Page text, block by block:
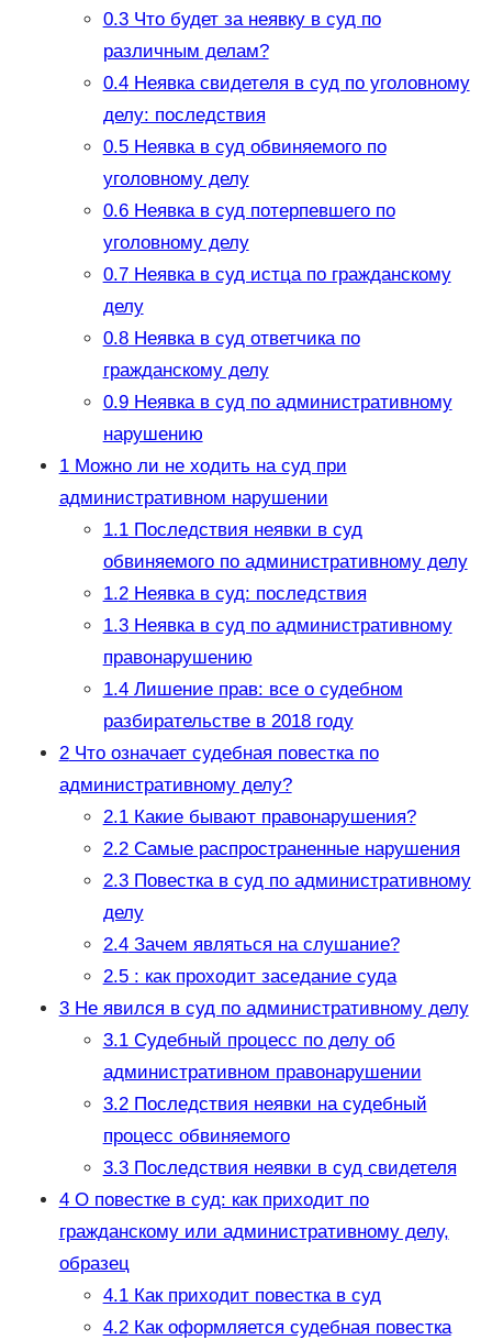
0.3Что будет за неявку в суд по
различным делам?
0.4Неявка свидетеля в суд по уголовному
делу: последствия
0.5Неявка в суд обвиняемого по
уголовному делу
0.6Неявка в суд потерпевшего по
уголовному делу
0.7Неявка в суд истца по гражданскому
делу
0.8Неявка в суд ответчика по
гражданскому делу
0.9Неявка в суд по административному
нарушению
1Можно ли не ходить на суд при
административном нарушении
1.1Последствия неявки в суд
обвиняемого по административному делу
1.2Неявка в суд: последствия
1.3Неявка в суд по административному
правонарушению
1.4Лишение прав: все о судебном
разбирательстве в 2018 году
2Что означает судебная повестка по
административному делу?
2.1Какие бывают правонарушения?
2.2Самые распространенные нарушения
2.3Повестка в суд по административному
делу
2.4Зачем являться на слушание?
2.5: как проходит заседание суда
3Не явился в суд по административному делу
3.1Судебный процесс по делу об
административном правонарушении
3.2Последствия неявки на судебный
процесс обвиняемого
3.3Последствия неявки в суд свидетеля
4О повестке в суд: как приходит по
гражданскому или административному делу,
образец
4.1Как приходит повестка в суд
4.2Как оформляется судебная повестка